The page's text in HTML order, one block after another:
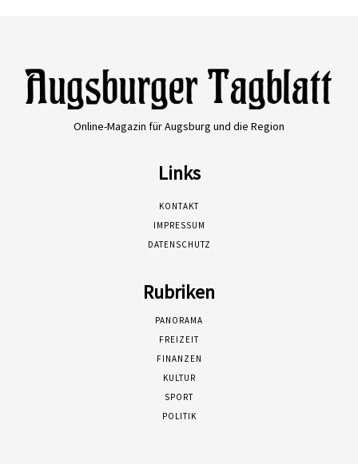
Online-Magazin für Augsburg und die Region
Links
KONTAKT
IMPRESSUM
DATENSCHUTZ
Rubriken
PANORAMA
FREIZEIT
FINANZEN
KULTUR
SPORT
POLITIK